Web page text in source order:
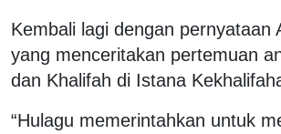
Kembali lagi dengan pernyataan
yang menceritakan pertemuan
dan Khalifah di Istana
“Hulagu memerintahkan untuk